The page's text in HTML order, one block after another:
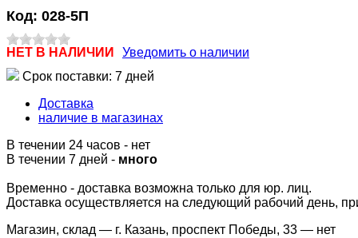
Код: 028-5П
НЕТ В НАЛИЧИИ
Уведомить о наличии
Срок поставки: 7 дней
Доставка
наличие в магазинах
В течении 24 часов - нет
В течении 7 дней - много
Временно - доставка возможна только для юр. лиц.
Доставка осуществляется на следующий рабочий день,
Магазин, склад — г. Казань, проспект Победы, 33 — нет